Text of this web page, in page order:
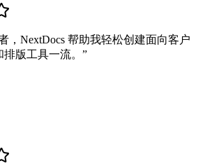
，NextDocs 帮助我轻松创建面向客户
版工具一流。 ”